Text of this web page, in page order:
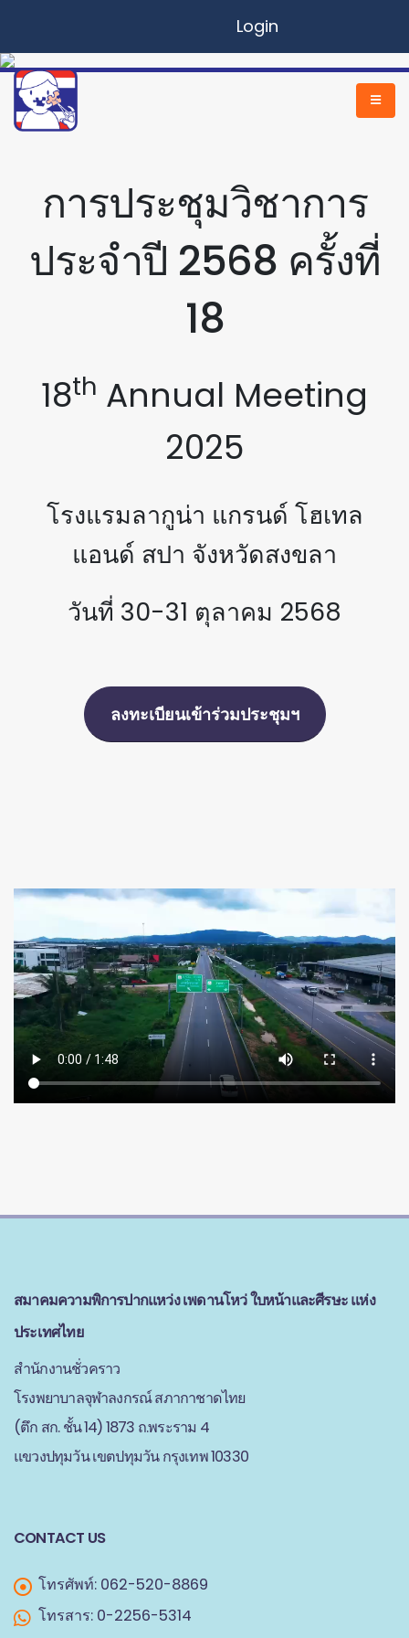
Login
การประชุมวิชาการ
ประจำปี 2568 ครั้งที่
18
18th Annual Meeting
2025
โรงแรมลากูน่า แกรนด์ โฮเทล
แอนด์ สปา จังหวัดสงขลา
วันที่ 30-31 ตุลาคม 2568
ลงทะเบียนเข้าร่วมประชุมฯ
สมาคมความพิการปากแหว่ง เพดานโหว่ ใบหน้าและศีรษะ แห่ง
ประเทศไทย
สำนักงานชั่วคราว
โรงพยาบาลจุฬาลงกรณ์ สภากาชาดไทย
(ตึก สก. ชั้น 14) 1873 ถ.พระราม 4
แขวงปทุมวัน เขตปทุมวัน กรุงเทพ 10330
CONTACT US
โทรศัพท์: 062-520-8869
โทรสาร: 0-2256-5314